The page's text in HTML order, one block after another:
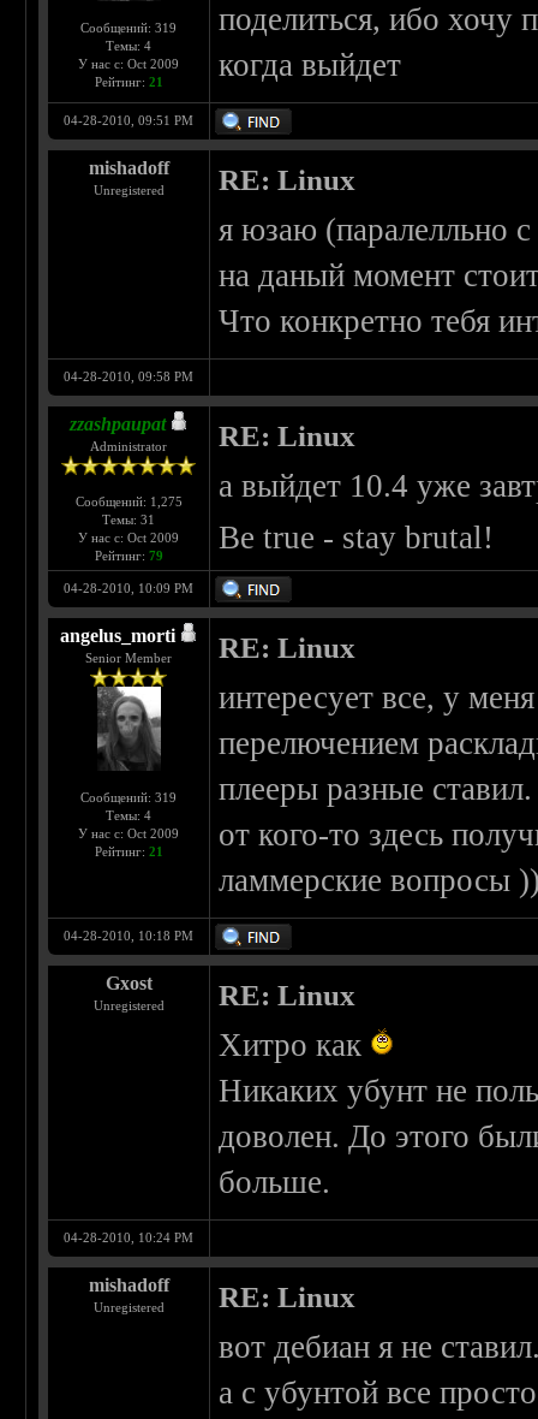
Сообщений: 319
Темы: 4
У нас с: Oct 2009
Рейтинг: 21
поделиться, ибо хочу
когда выйдет
04-28-2010, 09:51 PM
mishadoff
Unregistered RE: Linux
я юзаю (паралелльно
на даный момент
Что конкретно тебя
04-28-2010, 09:58 PM
zzashpaupat
Administrator
Сообщений: 1,275
Темы: 31
У нас с: Oct 2009
Рейтинг: 79
RE: Linux
а выйдет 10.4 уже
Be true - stay brutal!
04-28-2010, 10:09 PM
angelus_morti
Senior Member
Сообщений: 319
Темы: 4
У нас с: Oct 2009
Рейтинг: 21
RE: Linux
интересует все, у
перелючением
плееры разные
от кого-то здесь
ламмерские вопросы
04-28-2010, 10:18 PM
Gxost
Unregistered RE: Linux
Хитро как
Никаких убунт не
доволен. До этого
больше.
04-28-2010, 10:24 PM
mishadoff
Unregistered RE: Linux
вот дебиан я не
а с убунтой все